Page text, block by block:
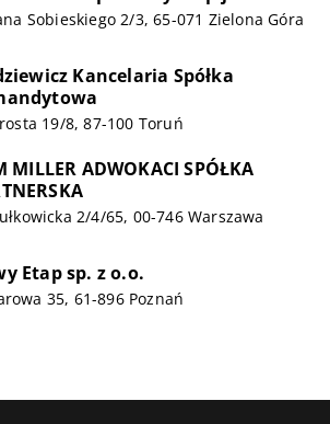
Sobieskiego 2/3, 65-071 Zielona Góra
Kancelaria Spółka
19/8, 87-100 Toruń
MILLER ADWOKACI SPÓŁKA
2/4/65, 00-746 Warszawa
Etap sp. z o.o.
35, 61-896 Poznań